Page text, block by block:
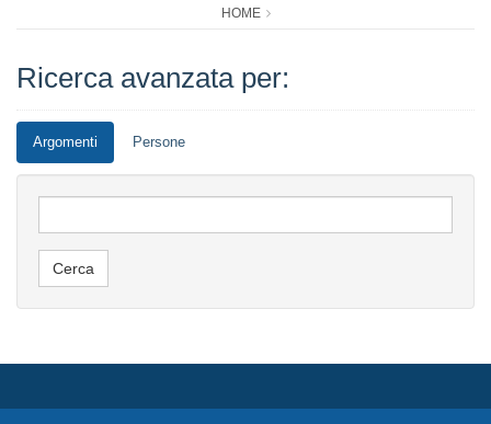
HOME
Ricerca avanzata per:
Argomenti Persone